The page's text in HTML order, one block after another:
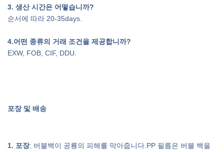
3. 생산 시간은 어떻습니까?
순서에 따라 20-35days.
4.어떤 종류의 거래 조건을 제공합니까?
EXW, FOB, CIF, DDU.
포장 및 배송
1. 포장: 버블백이 공룡의 피해를 막아줍니다.PP 필름은 버블 백을